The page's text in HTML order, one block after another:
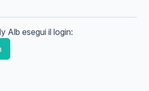
Alb esegui il login: